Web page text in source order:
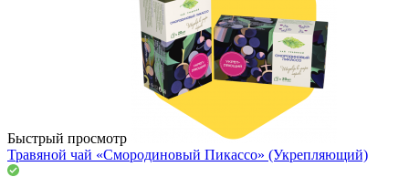
Быстрый просмотр
Травяной чай «Смородиновый Пикассо» (Укрепляющий)